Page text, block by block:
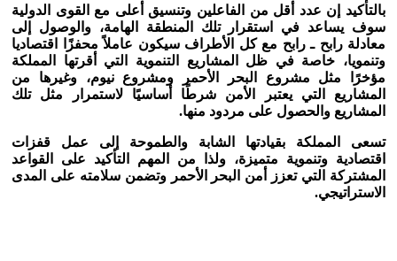
بالتأكيد إن عدد أقل من الفاعلين وتنسيق أعلى مع القوى الدولية
سوف يساعد في استقرار تلك المنطقة الهامة، والوصول إلى
معادلة رابح ـ رابح مع كل الأطراف سيكون عاملاً محفزًا اقتصاديا
وتنمويا، خاصة في ظل المشاريع التنموية التي أقرتها المملكة
مؤخرًا مثل مشروع البحر الأحمر ومشروع نيوم، وغيرها من
المشاريع التي يعتبر الأمن شرطًا أساسيًا لاستمرار مثل تلك
المشاريع والحصول على مردود منها.
تسعى المملكة بقيادتها الشابة والطموحة إلى عمل قفزات
اقتصادية وتنموية متميزة، ولذا من المهم التأكيد على القواعد
المشتركة التي تعزز أمن البحر الأحمر وتضمن سلامته على المدى
الاستراتيجي.